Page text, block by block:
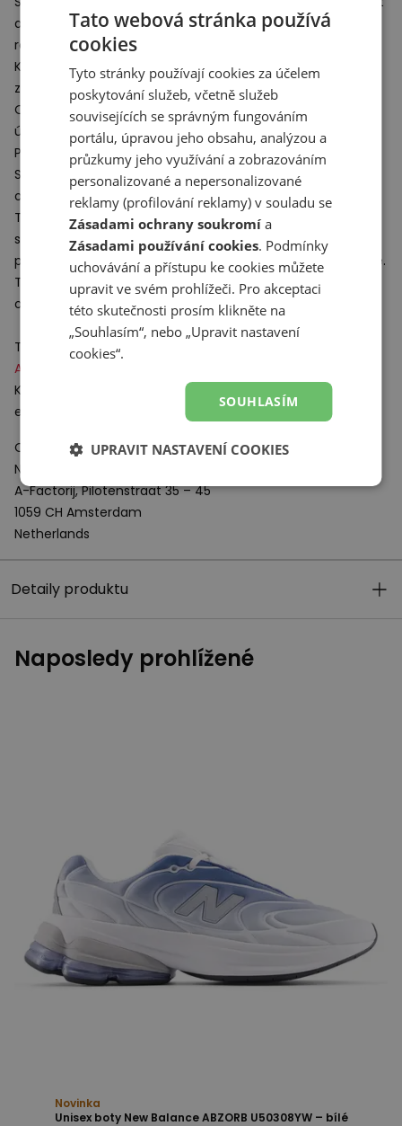
a odolnost, zatímco jeho propracovaná konstrukce s
reliéfními detaily podtrhuje moderní styl.
Klasické šněrování umožňuje individuální přizpůsobení a
zaručuje stabilitu a pohodlí při každodenním nošení.
O tlumení se stará pokročilá technologie ABZORB
účinně pohlcuje nárazy.
Profilovaná mezipodešev a charakteristické prvky
SBS
v zadní části podrážky zajišťují výjimečné pohodlí a
oporu po celý den.
Tenisky New Balance ze sérieABZORB5030 představují
spojení retro estetiky s moderními řešeními a nabízejí
pohodlí, které je při každodenním nošení nesmírně důležité.
Tato obuv skvěle podtrhnedámské ipánskésportovní
oblečení.
Technologie:
ABZORB
Komponent vyrobený z polymeru vstřebává a pohlcuje
energii, která vzniká při nárazu boty o podklad.
Odpovědný subjekt:
New Balance Europe BV
A-Factorij, Pilotenstraat 35 – 45
1059 CH Amsterdam
Netherlands
Detaily produktu
Naposledy prohlížené
Novinka
Unisex boty New Balance ABZORB U50308YW – bílé
Tato webová stránka používá
cookies
Tyto stránky používají cookies za účelem
poskytování služeb, včetně služeb
souvisejících se správným fungováním
portálu, úpravou jeho obsahu, analýzou a
průzkumy jeho využívání a zobrazováním
personalizované a nepersonalizované
reklamy (profilování reklamy) v souladu se
Zásadami ochrany soukromí a
Zásadami používání cookies. Podmínky
uchovávání a přístupu ke cookies můžete
upravit ve svém prohlížeči. Pro akceptaci
této skutečnosti prosím klikněte na
„Souhlasím“, nebo „Upravit nastavení
cookies“.
SOUHLASÍM
UPRAVIT NASTAVENÍ COOKIES